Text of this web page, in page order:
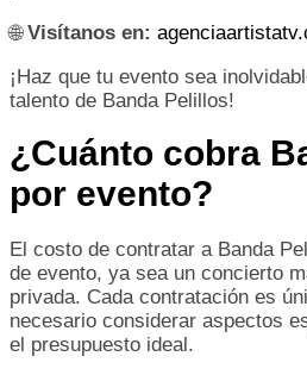
🌐Visítanos en:
¡Haz que tu evento sea
talento de Banda Pelillos!
¿Cuánto cobra
por evento?
El costo de contratar a Banda
de evento, ya sea un concierto
privada. Cada contratación es
necesario considerar aspectos
el presupuesto ideal.